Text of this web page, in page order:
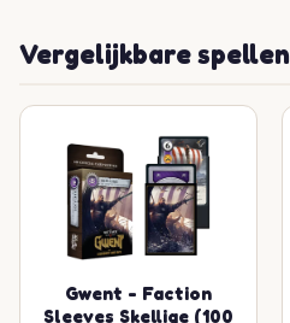
Vergelijkbare spellen
Gwent - Faction
Sleeves Skellige (100